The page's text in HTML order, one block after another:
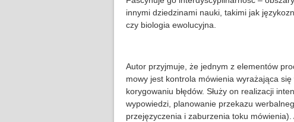
innymi dziedzinami nauki, takimi jak
czy biologia ewolucyjna.
Autor przyjmuje, że jednym z elementów
mowy jest kontrola mówienia wyrażająca
korygowaniu błędów. Służy on realizacji
wypowiedzi, planowanie przekazu
przejęzyczenia i zaburzenia toku